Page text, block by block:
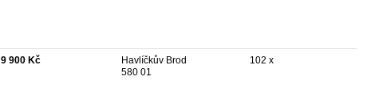
9 900 Kč
Havlíčkův Brod
580 01
102 x